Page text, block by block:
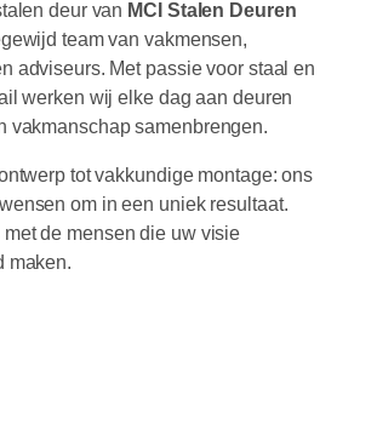
deur van MCI Stalen Deuren
team van vakmensen,
adviseurs. Met passie voor staal en
werken wij elke dag aan deuren
vakmanschap samenbrengen.
tot vakkundige montage: ons
om in een uniek resultaat.
met de mensen die uw visie
maken.